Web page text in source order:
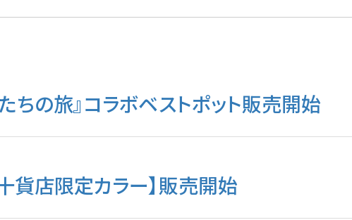
ちの旅』コラボベストポット販売開始
貨店限定カラー】販売開始